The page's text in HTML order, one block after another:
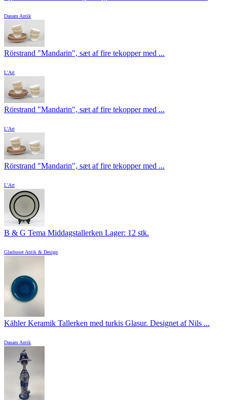
Danam Antik
Rörstrand "Mandarin", sæt af fire tekopper med ...
L'Art
Rörstrand "Mandarin", sæt af fire tekopper med ...
L'Art
Rörstrand "Mandarin", sæt af fire tekopper med ...
L'Art
B & G Tema Middagstallerken Lager: 12 stk.
Glashuset Antik & Design
Kähler Keramik Tallerken med turkis Glasur. Designet af Nils ...
Danam Antik